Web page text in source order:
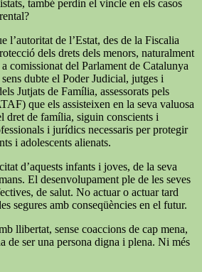
també perdin el vincle en els casos
l’autoritat de l’Estat, des de la Fiscalia
dels drets dels menors, naturalment
comissionat del Parlament de Catalunya
dubte el Poder Judicial, jutges i
Jutjats de Família, assessorats pels
que els assisteixen en la seva valuosa
dret de família, siguin conscients i
i jurídics necessaris per protegir
i adolescents alienats.
d’aquests infants i joves, de la seva
El desenvolupament ple de les seves
de salut. No actuar o actuar tard
segures amb conseqüències en el futur.
llibertat, sense coaccions de cap mena,
de ser una persona digna i plena. Ni més